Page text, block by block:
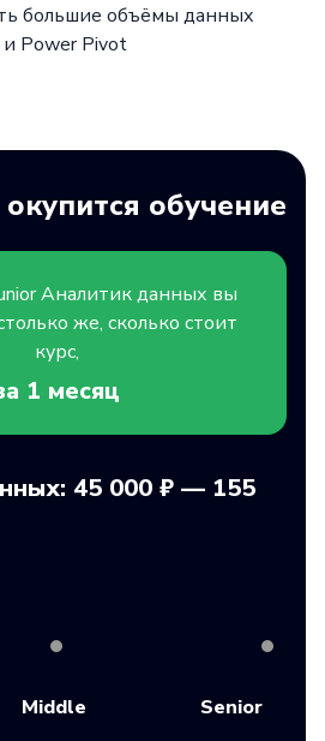
большие объёмы данных
и Power Pivot
обучение
Аналитик данных вы
же, сколько стоит
курс,
1 месяц
45 000 ₽ — 155
Middle Senior